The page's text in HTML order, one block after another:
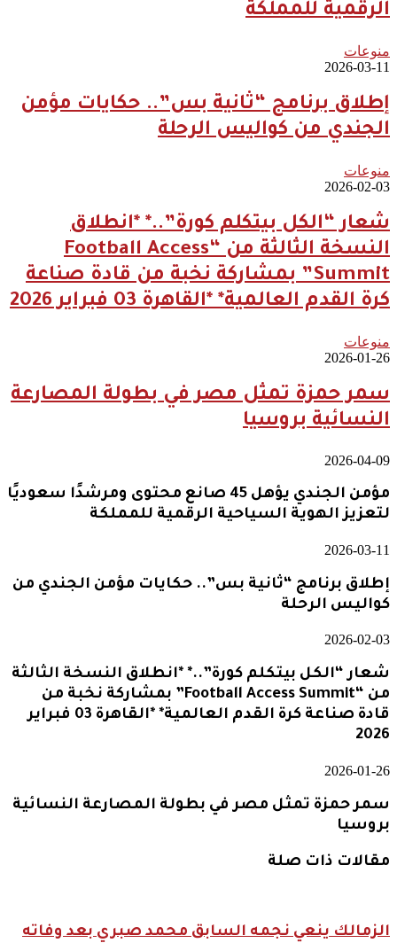
الرقمية للمملكة
منوعات
2026-03-11
إطلاق برنامج “ثانية بس”.. حكايات مؤمن
الجندي من كواليس الرحلة
منوعات
2026-02-03
شعار “الكل بيتكلم كورة”..* *انطلاق
النسخة الثالثة من “Football Access
Summit” بمشاركة نخبة من قادة صناعة
كرة القدم العالمية* *القاهرة 03 فبراير 2026
منوعات
2026-01-26
سمر حمزة تمثل مصر في بطولة المصارعة
النسائية بروسيا
2026-04-09
مؤمن الجندي يؤهل 45 صانع محتوى ومرشدًا سعوديًا
لتعزيز الهوية السياحية الرقمية للمملكة
2026-03-11
إطلاق برنامج “ثانية بس”.. حكايات مؤمن الجندي من
كواليس الرحلة
2026-02-03
شعار “الكل بيتكلم كورة”..* *انطلاق النسخة الثالثة
من “Football Access Summit” بمشاركة نخبة من
قادة صناعة كرة القدم العالمية* *القاهرة 03 فبراير
2026
2026-01-26
سمر حمزة تمثل مصر في بطولة المصارعة النسائية
بروسيا
مقالات ذات صلة
الزمالك ينعي نجمه السابق محمد صبري بعد وفاته